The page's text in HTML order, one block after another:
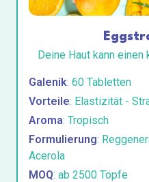
Deine Haut kann
Galenik: 60 Tabletten
Vorteile: Elastizität -
Aroma: Tropisch
Formulierung:
Acerola
MOQ: ab 2500 Töpfe